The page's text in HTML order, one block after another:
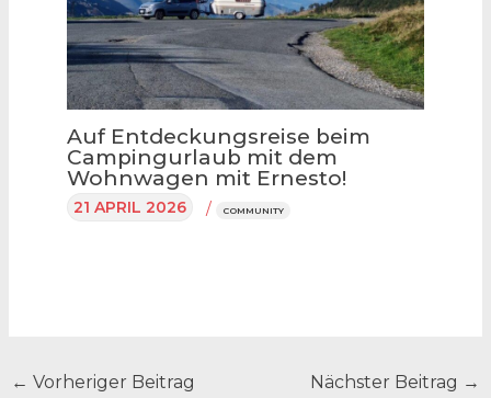
Auf Entdeckungsreise beim
Campingurlaub mit dem
Wohnwagen mit Ernesto!
21 APRIL 2026 / COMMUNITY
← Vorheriger Beitrag Nächster Beitrag →